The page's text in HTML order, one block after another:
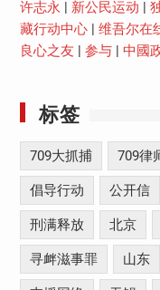
许志永
新公民运动
藏行动中心| 维吾尔在
良心之友
参与| 中國
标签
709大抓捕 709律
倡导行动 公开信
刑满释放 北京
寻衅滋事罪 山东